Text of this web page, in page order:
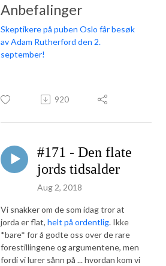
Anbefalinger
Skeptikere på puben Oslo får besøk
av Adam Rutherford den 2.
september!
920
#171 - Den flate
jords tidsalder
Aug 2, 2018
Vi snakker om de som idag tror at
jorda er flat, helt på ordentlig. Ikke
*bare* for å godte oss over de rare
forestillingene og argumentene, men
fordi vi lurer sånn på ... hvordan kom vi